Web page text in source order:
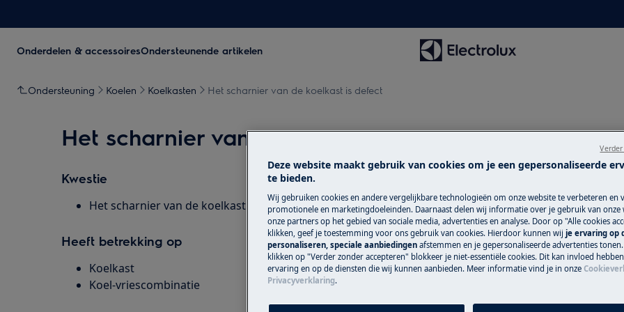
Onderdelen & accessoiresOndersteunende artikelen
Ondersteuning Koelen Koelkasten Het scharnier van de koelkast is defect
Het scharnier van de koelkast is defect
Kwestie
Het scharnier van de koelkast is defect.
Heeft betrekking op
Koelkast
Koel-vriescombinatie
Service-
Dankzij onze
kun je erop
mogelijke
aan jou. We
het hele land
Deze website maakt gebruik van cookies om je een gepersonaliseerde
te bieden.
Wij gebruiken cookies en andere vergelijkbare technologieën om onze website te verbeteren en
promotionele en marketingdoeleinden. Daarnaast delen wij informatie over je gebruik van onze
onze partners op het gebied van sociale media, advertenties en analyse. Door op "Alle cookies
klikken, geef je toestemming voor ons gebruik van cookies. Hierdoor kunnen wij je ervaring op
personaliseren, speciale aanbiedingen afstemmen en je gepersonaliseerde advertenties
klikken op "Verder zonder accepteren" blokkeer je niet-essentiële cookies. Dit kan invloed
ervaring en op de diensten die wij kunnen aanbieden. Meer informatie vind je in onze
Privacyverklaring.